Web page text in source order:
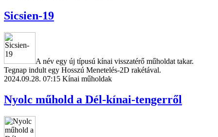
Sicsien-19
A név egy új típusú kínai visszatérő műholdat takar.
Tegnap indult egy Hosszú Menetelés-2D rakétával.
2024.09.28. 07:15 Kínai műholdak
Nyolc műhold a Dél-kínai-tengerről